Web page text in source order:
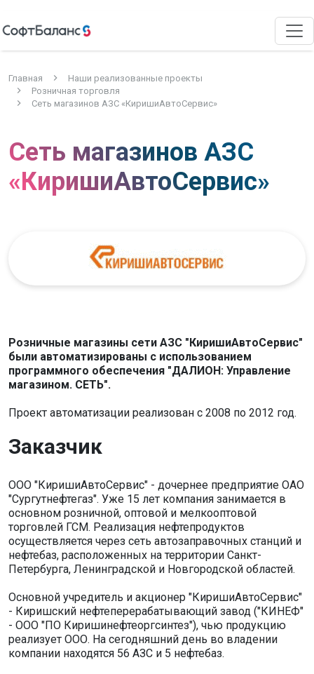
Главная
Наши реализованные проекты
Розничная торговля
Сеть магазинов АЗС «КиришиАвтоСервис»
Сеть магазинов АЗС
«КиришиАвтоСервис»
Розничные магазины сети АЗС "КиришиАвтоСервис"
были автоматизированы с использованием
программного обеспечения "ДАЛИОН: Управление
магазином. СЕТЬ".
Проект автоматизации реализован с 2008 по 2012 год.
Заказчик
ООО "КиришиАвтоСервис" - дочернее предприятие ОАО
"Сургутнефтегаз". Уже 15 лет компания занимается в
основном розничной, оптовой и мелкооптовой
торговлей ГСМ. Реализация нефтепродуктов
осуществляется через сеть автозаправочных станций и
нефтебаз, расположенных на территории Санкт-
Петербурга, Ленинградской и Новгородской областей.
Основной учредитель и акционер "КиришиАвтоСервис"
- Киришский нефтеперерабатывающий завод ("КИНЕФ"
- ООО "ПО Киришинефтеоргсинтез"), чью продукцию
реализует ООО. На сегодняшний день во владении
компании находятся 56 АЗС и 5 нефтебаз.